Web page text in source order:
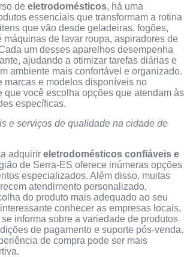
deeletrodomésticos, há uma
essenciais que transformam a rotina
que vão desde geladeiras, fogões,
máquinas de lavar roupa, aspiradores de
um desses aparelhos desempenha
ajudando a otimizar tarefas diárias e
ambiente mais confortável e organizado.
marcas e modelos disponíveis no
que você escolha opções que atendam às
específicas.
e serviços de qualidade na cidade de
adquirireletrodomésticos confiáveis e
de Serra-ES oferece inúmeras opções
especializados. Além disso, muitas
atendimento personalizado,
do produto mais adequado ao seu
conhecer as empresas locais,
informa sobre a variedade de produtos
de pagamento e suporte pós-venda.
de compra pode ser mais